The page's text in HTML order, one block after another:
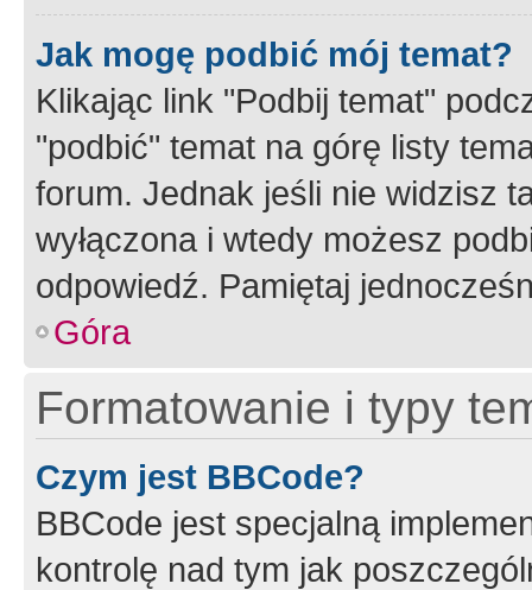
Jak mogę podbić mój temat?
Klikając link "Podbij temat"
"podbić" temat na górę listy
forum. Jednak jeśli nie widzisz
wyłączona i wtedy możesz
odpowiedź. Pamiętaj
Góra
Formatowanie i typy
Czym jest BBCode?
BBCode jest specjalną
kontrolę nad tym jak